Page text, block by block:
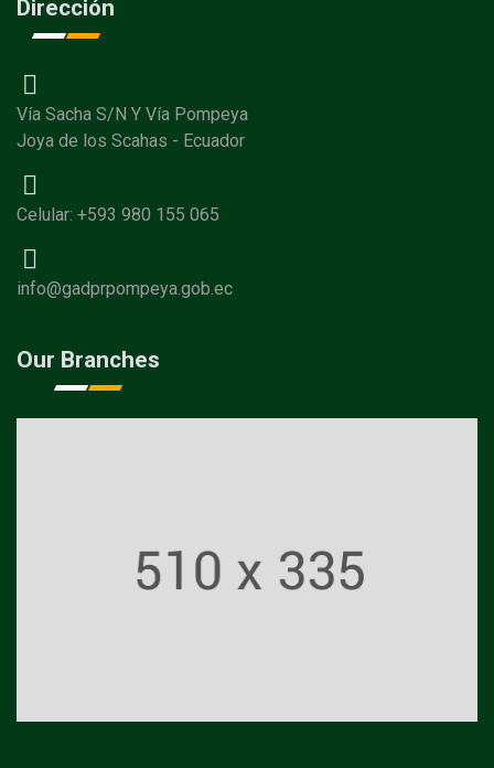
Dirección
Vía Sacha S/N Y Vía Pompeya
Joya de los Scahas - Ecuador
Celular: +593 980 155 065
info@gadprpompeya.gob.ec
Our Branches